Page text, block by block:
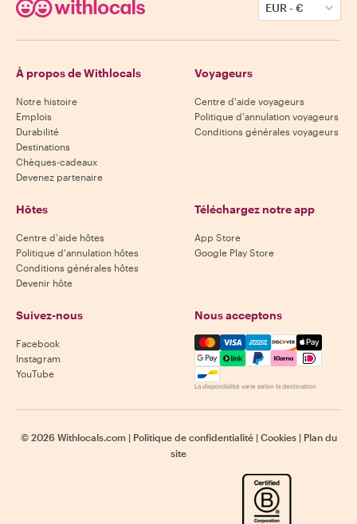
EUR-€
À propos de Withlocals
Notre histoire
Emplois
Durabilité
Destinations
Chèques-cadeaux
Devenez partenaire
Voyageurs
Centre d'aide voyageurs
Politique d'annulation voyageurs
Conditions générales voyageurs
Hôtes
Centre d'aide hôtes
Politique d'annulation hôtes
Conditions générales hôtes
Devenir hôte
Téléchargez notre app
App Store
Google Play Store
Suivez-nous
Facebook
Instagram
YouTube
Nous acceptons
Mastercard, Visa, Amex,
La disponibilité varie selon la destination
© 2026 Withlocals.com | Politique de confidentialité | Cookies | Plan du
site